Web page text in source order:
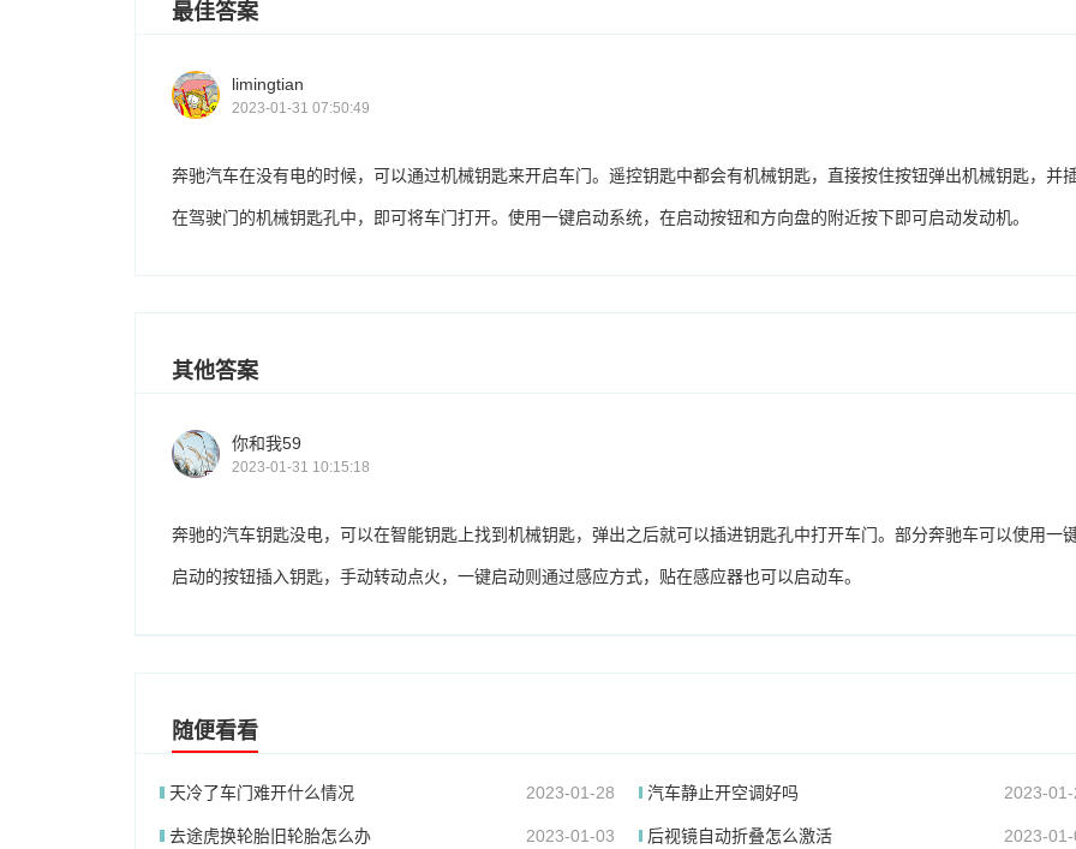
最佳答案
limingtian
2023-01-31 07:50:49
奔驰汽车在没有电的时候，可以通过机械钥匙来开启车门。遥控钥匙中都会有机械钥匙，直接按住按钮弹出机械钥匙，并
在驾驶门的机械钥匙孔中，即可将车门打开。使用一键启动系统，在启动按钮和方向盘的附近按下即可启动发动机。
其他答案
你和我59
2023-01-31 10:15:18
奔驰的汽车钥匙没电，可以在智能钥匙上找到机械钥匙，弹出之后就可以插进钥匙孔中打开车门。部分奔驰车可以使用一
启动的按钮插入钥匙，手动转动点火，一键启动则通过感应方式，贴在感应器也可以启动车。
随便看看
天冷了车门难开什么情况 2023-01-28 汽车静止开空调好吗 2023-
去途虎换轮胎旧轮胎怎么办 2023-01-03 后视镜自动折叠怎么激活 2023-